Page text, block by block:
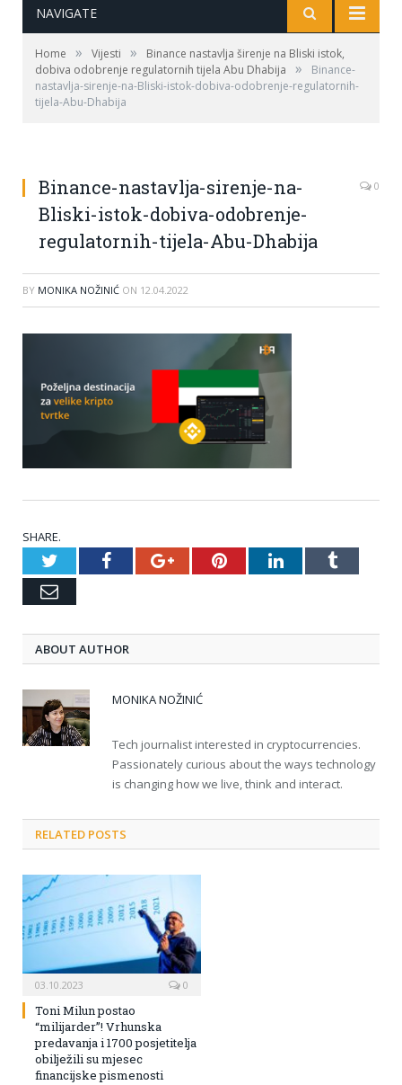
NAVIGATE
Home » Vijesti »
Binance nastavlja širenje na Bliski istok,
dobiva odobrenje regulatornih tijela Abu Dhabija
»
Binance-
nastavlja-sirenje-na-Bliski-istok-dobiva-odobrenje-regulatornih-
tijela-Abu-Dhabija
Binance-nastavlja-sirenje-na-
Bliski-istok-dobiva-odobrenje-
regulatornih-tijela-Abu-Dhabija
0
BY MONIKA NOŽINIĆ ON 12.04.2022
SHARE.
TwitterFacebookGoogle+PinterestLinkedInTumblr
Email
ABOUT AUTHOR
MONIKA NOŽINIĆ
Tech journalist interested in cryptocurrencies.
Passionately curious about the ways technology
is changing how we live, think and interact.
RELATED POSTS
03.10.2023 0
Toni Milun postao
“milijarder”! Vrhunska
predavanja i 1700 posjetitelja
obilježili su mjesec
financijske pismenosti